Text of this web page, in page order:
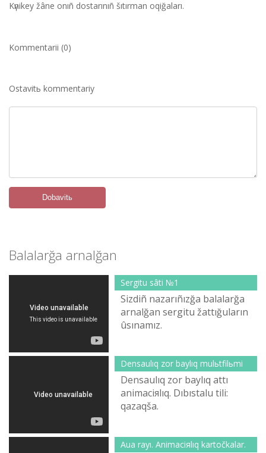
Kүnіkey žâne onıñ dostarınıñ šıtırman oqiğaları.
Kommentarii (0)
Ostavitь kommentariy
Dobavitь
Balalarğa arnalğan
Sergіtu sâtі №1
Sіzdіñ nazarıñızğa balalarğa
arnalğan sergіtu žattığuların
ûsınamız.
Densaulıq zor baylıq mulьtfilьmі
Densaulıq zor baylıq attı
animaciяlıq. Dıbıstalu tіlі:
qazaqša.
Aua rayı. Animaciяlıq kartočkalar.